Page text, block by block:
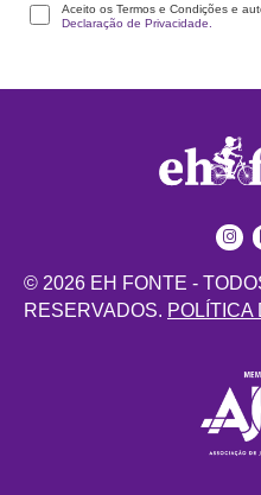
Aceito os Termos e Condições e
Declaração de Privacidade.
© 2026 EH FONTE -
RESERVADOS. POLÍTICA